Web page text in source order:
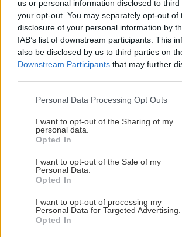
us or personal information disclosed to
your opt-out. You may separately opt-out of
disclosure of your personal information by
IAB’s list of downstream participants. This
also be disclosed by us to third parties on
Downstream Participants that may further
Please note that this website/app uses one
not limited to your visit or usage behaviour.
grant or deny consent to Google and its
use your data for below specified purposes
consent section.
Personal Data Processing Opt Outs
I want to opt-out of the Sharing of my
personal data.
Opted In
I want to opt-out of the Sale of my
Personal Data.
Opted In
I want to opt-out of processing my
Personal Data for Targeted Advertising.
Opted In
σου ανοίξει η όρεξη, και αναλυτικές
να την εντοπίσεις. Τέλος, μια
είσαι στην περιοχή αξίζει
αρχαίος ναός της Άρτεμης, στη
έχει μια ιδιαίτερα ενδιαφέρουσα
την αναλυτικάεδώ.